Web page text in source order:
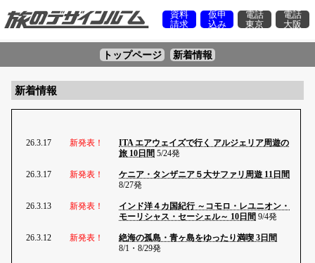
資料
請求
仮申
込み
電話
東京
電話
大阪
トップページ 新着情報
新着情報
26.3.17 新発表！
ITA エアウェイズで行く アルジェリア周遊の
旅 10日間 5/24発
26.3.17 新発表！
ケニア・タンザニア５大サファリ周遊 11日間
8/27発
26.3.13 新発表！
インド洋４カ国紀行 ～コモロ・レユニオン・
モーリシャス・セーシェル～ 10日間 9/4発
26.3.12 新発表！
絶海の孤島・青ヶ島をゆったり満喫 3日間
8/1・8/29発